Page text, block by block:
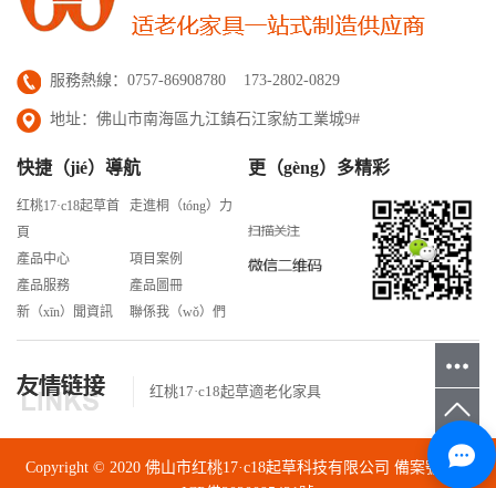
服務熱線：0757-86908780 173-2802-0829
地址：佛山市南海區九江鎮石江家紡工業城9#
快捷（jié）導航
红桃17·c18起草首
頁
走進桐（tóng）力
產品中心
項目案例
產品服務
產品圖冊
新（xīn）聞資訊
聯係我（wǒ）們
更（gèng）多精彩
红桃17·c18起草適老化家具
Copyright © 2020 佛山市红桃17·c18起草科技有限公司 備案號：粵